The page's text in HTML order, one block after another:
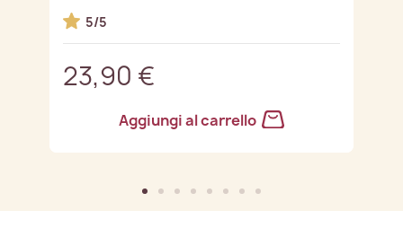
5/5
23,90 €
Aggiungi al carrello